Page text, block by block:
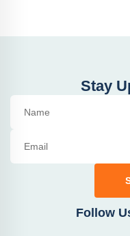
Stay
Follow